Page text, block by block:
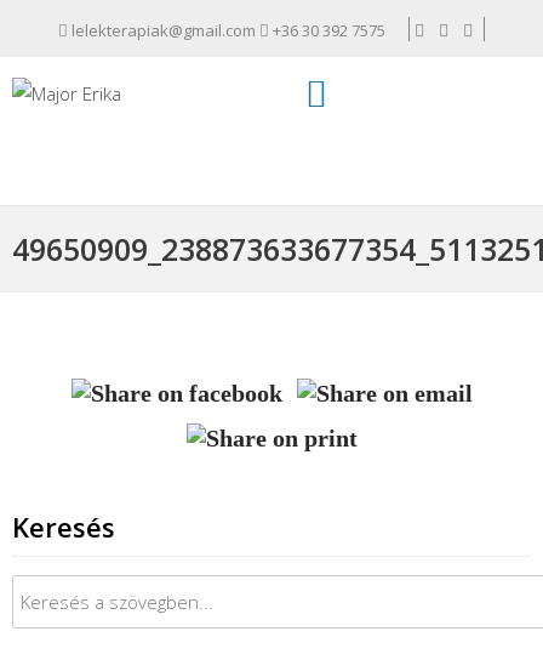
lelekterapiak@gmail.com +36 30 392 7575
Keresés
Keresés: